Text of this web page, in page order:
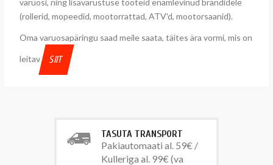
(rollerid, mopeedid, mootorrattad, ATV'd, mootorsaanid).
Oma varuosapäringu saad meile saata, täites ära vormi, mis on
leitav SIIT
TASUTA TRANSPORT
Pakiautomaati al. 59€ /
Kulleriga al. 99€ (va